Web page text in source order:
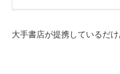
大手書店が提携しているだ